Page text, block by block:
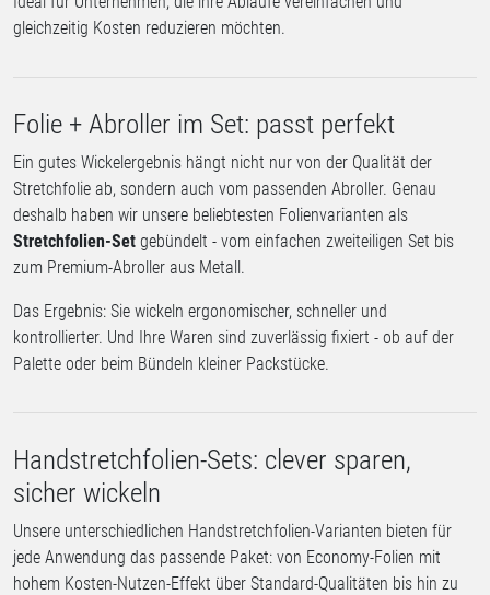
gleichzeitig Kosten reduzieren möchten.
Folie + Abroller im Set: passt perfekt
Ein gutes Wickelergebnis hängt nicht nur von der Qualität der
Stretchfolie ab, sondern auch vom passenden Abroller. Genau
deshalb haben wir unsere beliebtesten Folienvarianten als
Stretchfolien-Set gebündelt - vom einfachen zweiteiligen Set bis
zum Premium-Abroller aus Metall.
Das Ergebnis: Sie wickeln ergonomischer, schneller und
kontrollierter. Und Ihre Waren sind zuverlässig fixiert - ob auf der
Palette oder beim Bündeln kleiner Packstücke.
Handstretchfolien-Sets: clever sparen,
sicher wickeln
Unsere unterschiedlichen Handstretchfolien-Varianten bieten für
jede Anwendung das passende Paket: von Economy-Folien mit
hohem Kosten-Nutzen-Effekt über Standard-Qualitäten bis hin zu